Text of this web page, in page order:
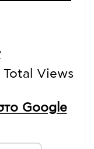
Total Views
Google